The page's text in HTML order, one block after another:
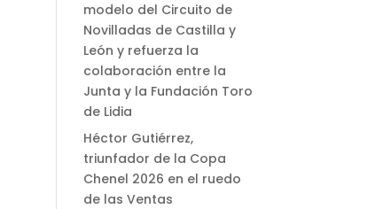
modelo del Circuito de
Novilladas de Castilla y
León y refuerza la
colaboración entre la
Junta y la Fundación Toro
de Lidia
Héctor Gutiérrez,
triunfador de la Copa
Chenel 2026 en el ruedo
de las Ventas